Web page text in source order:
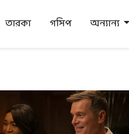
তারকা গসিপ অন্যান্য